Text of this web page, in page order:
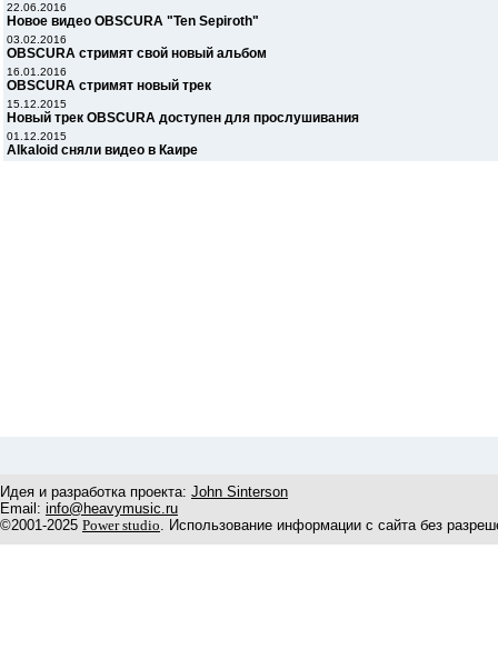
22.06.2016
Новое видео OBSCURA "Ten Sepiroth"
03.02.2016
OBSCURA стримят свой новый альбом
16.01.2016
OBSCURA стримят новый трек
15.12.2015
Новый трек OBSCURA доступен для прослушивания
01.12.2015
Alkaloid сняли видео в Каире
Идея и разработка проекта: John Sinterson
Email: info@heavymusic.ru
©2001-2025 Power studio. Использование информации с сайта без